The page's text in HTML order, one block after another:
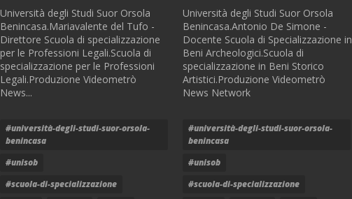
Università degli Studi Suor Orsola
Benincasa.Mariavalente del Tufo -
Direttore Scuola di specializzazione
per le Professioni Legali.Scuola di
specializzazione per le Professioni
Legali.Produzione Videometrò
News...
#università-degli-studi-suor-orsola-
benincasa
#unisob
#scuola-di-specializzazione
Università degli Studi Suor Orsola
Benincasa.Antonio De Simone -
Docente Scuola di Specializzazione in
Beni Archeologici.Scuola di
specializzazione in Beni Storico
Artistici.Produzione Videometrò
News Network
#università-degli-studi-suor-orsola-
benincasa
#unisob
#scuola-di-specializzazione